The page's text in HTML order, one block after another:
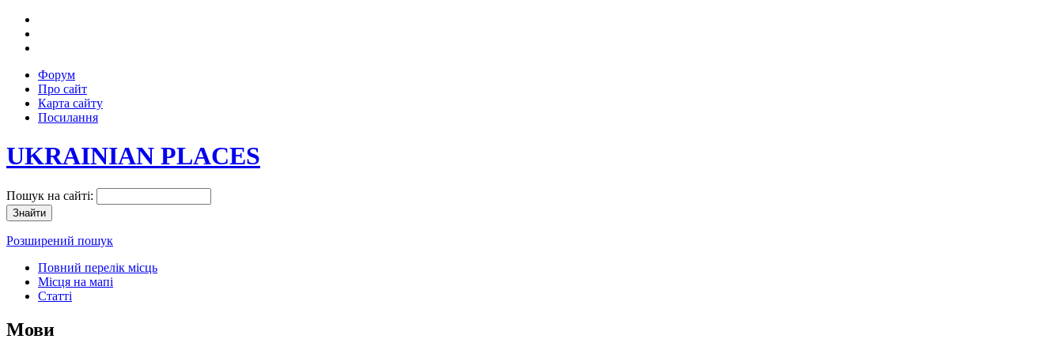
Форум
Про сайт
Карта сайту
Посилання
UKRAINIAN PLACES
Пошук на сайті:
Розширений пошук
Повний перелік місць
Місця на мапі
Статті
Мови